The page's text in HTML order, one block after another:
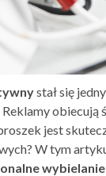
stał się
obiecują
jest
W tym